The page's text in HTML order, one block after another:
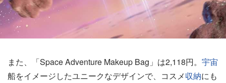
また、「Space Adventure Makeup Bag」は2,118円。 宇宙
船をイメージしたユニークなデザインで、コスメ収納にも